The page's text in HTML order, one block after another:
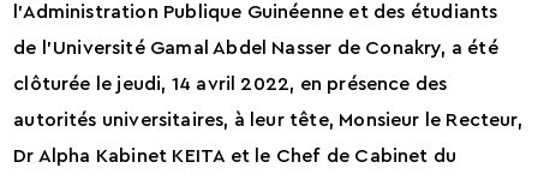
l’Administration Publique Guinéenne et des étudiants
de l’Université Gamal Abdel Nasser de Conakry, a été
clôturée le jeudi, 14 avril 2022, en présence des
autorités universitaires, à leur tête, Monsieur le Recteur,
Dr Alpha Kabinet KEITA et le Chef de Cabinet du